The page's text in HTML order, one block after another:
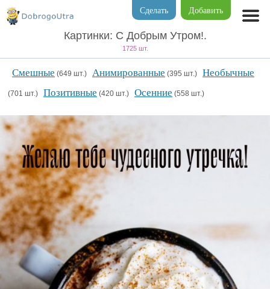
Добавить
Сделать
Картинки: С Добрым Утром!.
1725 шт.
Смешные (649 шт.) Анимированные (395 шт.) Необычные
(701 шт.) Позитивные (420 шт.) Осенние (558 шт.)